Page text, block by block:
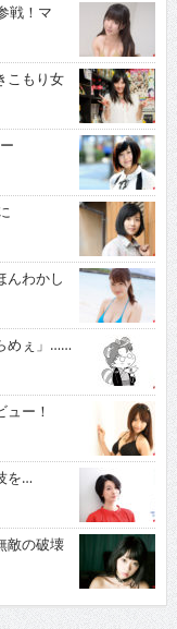
戦！マ
こもり女
わかし
めぇ」……
ー！
を…
敵の破壊